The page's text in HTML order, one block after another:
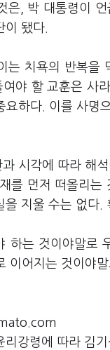
은, 박 대통령이
이 됐다.
는 치욕의 반복
야 할 교훈은 사
하다. 이를 사명
시각에 따라 해
를 먼저 떠올리
지울 수는 없다.
하는 것이야말로
이어지는 것이야
강령에 따라 김